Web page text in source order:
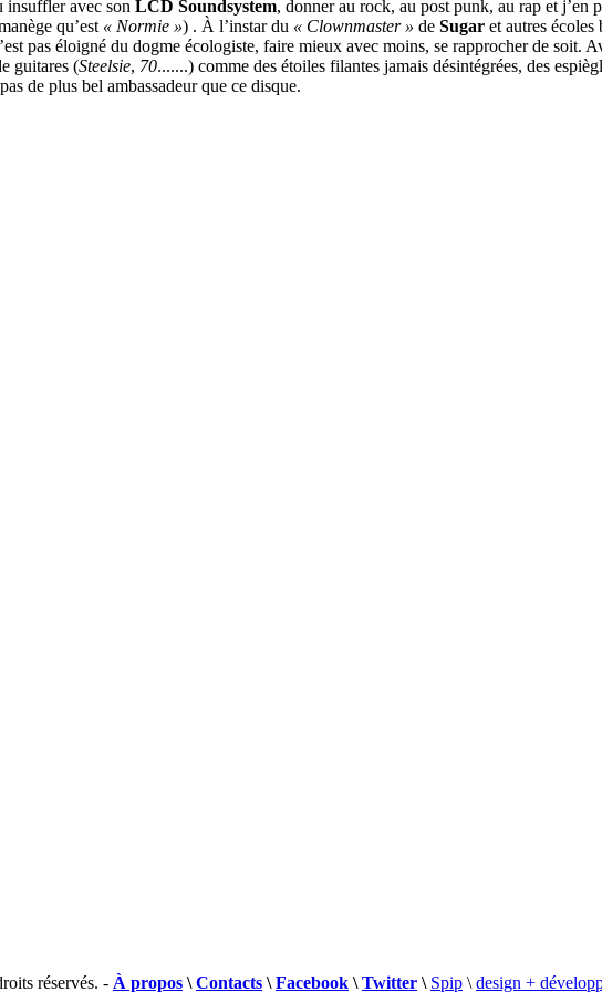
insuffler avec son LCD Soundsystem, donner au rock, au post punk, au rap et j’en
qu’est « Normie ») . À l’instar du « Clownmaster » de Sugar et autres
pas éloigné du dogme écologiste, faire mieux avec moins, se rapprocher de soit.
guitares (Steelsie, 70.......) comme des étoiles filantes jamais désintégrées, des
de plus bel ambassadeur que ce disque.
réservés. - À propos \Contacts \Facebook \Twitter \ Spip \ design +